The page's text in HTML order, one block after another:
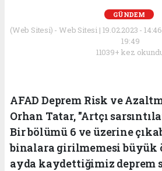
GÜNDEM
(Web Sitesi) - Web Sitesi | 19.02.2023 -
19:49
11039+ kez
AFAD Deprem Risk ve
Orhan Tatar, "Artçı
Bir bölümü 6 ve üzerine
binalara girilmemesi büyük
ayda kaydettiğimiz deprem